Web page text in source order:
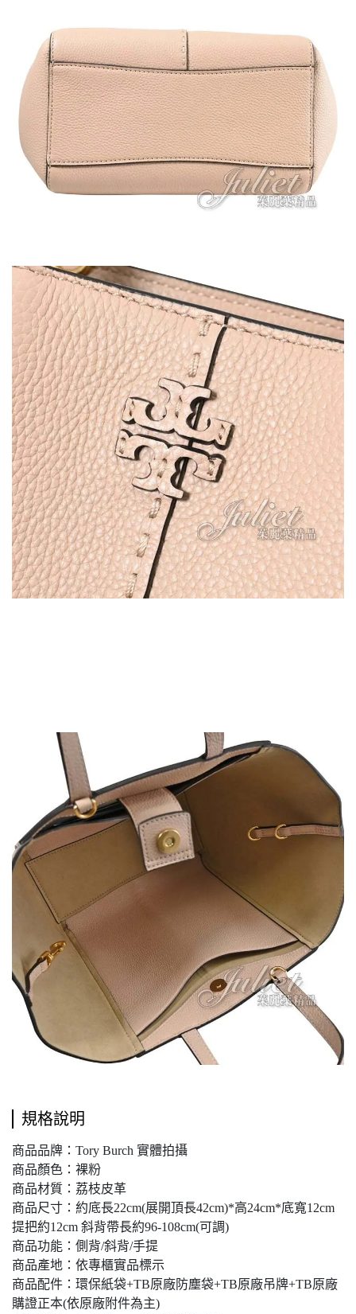
規格說明
商品品牌：Tory Burch 實體拍攝
商品顏色：裸粉
商品材質：荔枝皮革
商品尺寸：約底長22cm(展開頂長42cm)*高24cm*底寬12cm
提把約12cm 斜背帶長約96-108cm(可調)
商品功能：側背/斜背/手提
商品產地：依專櫃實品標示
商品配件：環保紙袋+TB原廠防塵袋+TB原廠吊牌+TB原廠
購證正本(依原廠附件為主)